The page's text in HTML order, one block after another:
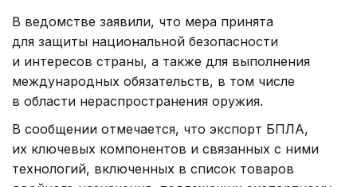
В ведомстве заявили, что мера принята
для защиты национальной безопасности
и интересов страны, а также для выполнения
международных обязательств, в том числе
в области нераспространения оружия.
В сообщении отмечается, что экспорт БПЛА,
их ключевых компонентов и связанных с ними
технологий, включенных в список товаров